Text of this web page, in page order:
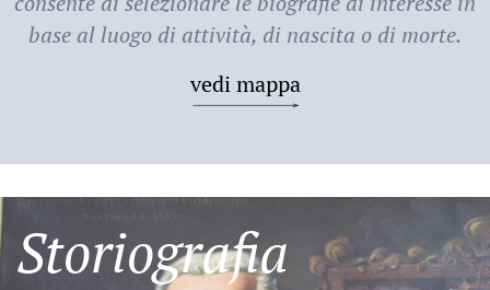
base al luogo di attività, di nascita o di morte.
vedi mappa
Storiografia